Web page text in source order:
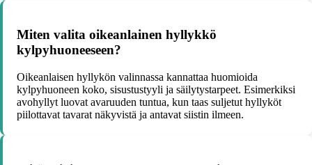
Miten valita oikeanlainen hyllykkö
kylpyhuoneeseen?
Oikeanlaisen hyllykön valinnassa kannattaa huomioida
kylpyhuoneen koko, sisustustyyli ja säilytystarpeet. Esimerkiksi
avohyllyt luovat avaruuden tuntua, kun taas suljetut hyllyköt
piilottavat tavarat näkyvistä ja antavat siistin ilmeen.